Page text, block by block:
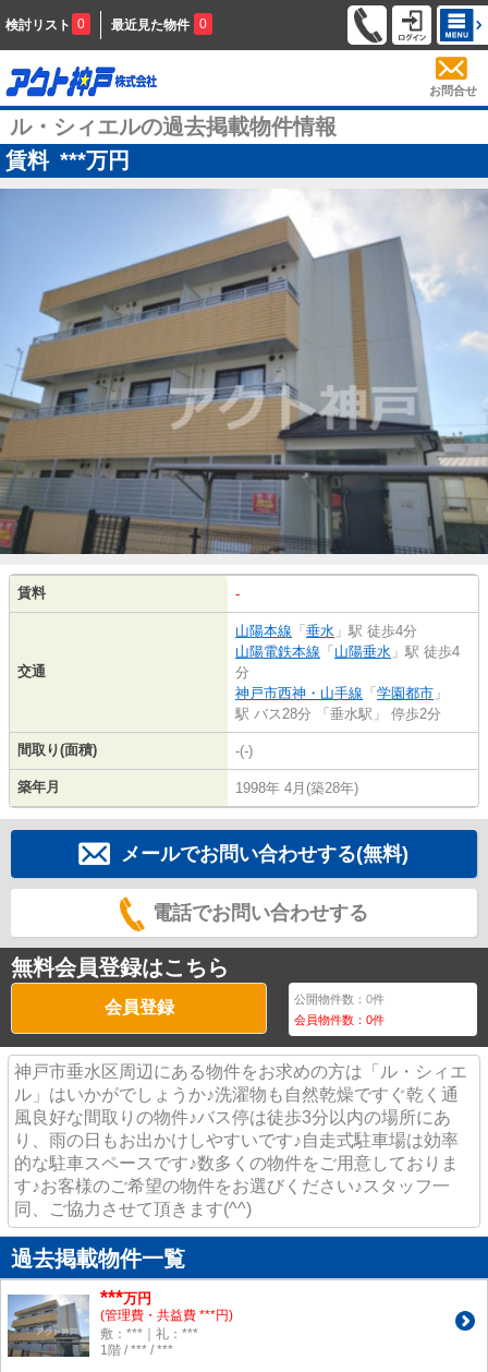
検討リスト 0 最近見た物件 0
お問合せ
ル・シィエルの過去掲載物件情報
賃料 ***万円
賃料 -
交通
山陽本線 「 垂水 」駅 徒歩4分
山陽電鉄本線 「 山陽垂水 」駅 徒歩4
分
神戸市西神・山手線 「 学園都市 」
駅 バス28分 「垂水駅」 停歩2分
間取り(面積) -(-)
築年月 1998年 4月(築28年)
メールでお問い合わせする(無料)
電話でお問い合わせする
無料会員登録はこちら
会員登録 公開物件数：0件
会員物件数：0件
神戸市垂水区周辺にある物件をお求めの方は「ル・シィエ
ル」はいかがでしょうか♪洗濯物も自然乾燥ですぐ乾く通
風良好な間取りの物件♪バス停は徒歩3分以内の場所にあ
り、雨の日もお出かけしやすいです♪自走式駐車場は効率
的な駐車スペースです♪数多くの物件をご用意しておりま
す♪お客様のご希望の物件をお選びください♪スタッフ一
同、ご協力させて頂きます(^^)
過去掲載物件一覧
***万円
(管理費・共益費 ***円)
敷：***｜礼：***
1階 / *** / ***